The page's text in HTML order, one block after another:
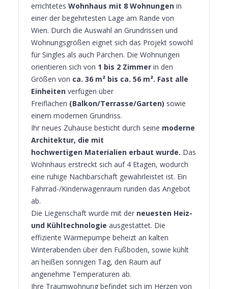
errichtetes Wohnhaus mit 8 Wohnungen in
einer der begehrtesten Lage am Rande von
Wien. Durch die Auswahl an Grundrissen und
Wohnungsgrößen eignet sich das Projekt sowohl
für Singles als auch Pärchen. Die Wohnungen
orientieren sich von 1 bis 2 Zimmer in den
Größen von ca. 36 m² bis ca. 56 m². Fast alle
Einheiten verfügen über
Freiflächen (Balkon/Terrasse/Garten) sowie
einem modernen Grundriss.
Ihr neues Zuhause besticht durch seine moderne
Architektur, die mit
hochwertigen Materialien erbaut wurde. Das
Wohnhaus erstreckt sich auf 4 Etagen, wodurch
eine ruhige Nachbarschaft gewährleistet ist. Ein
Fahrrad-/Kinderwagenraum runden das Angebot
ab.
Die Liegenschaft wurde mit der neuesten Heiz-
und Kühltechnologie ausgestattet. Die
effiziente Wärmepumpe beheizt an kalten
Winterabenden über den Fußboden, sowie kühlt
an heißen sonnigen Tag, den Raum auf
angenehme Temperaturen ab.
Ihre Traumwohnung befindet sich im Herzen von